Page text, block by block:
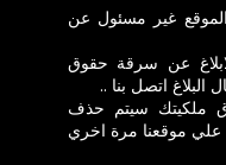
غير مسئول عن
عن سرقة حقوق
البلاغ اتصل بنا ..
ملكيتك سيتم حذف
موقعنا مرة اخري